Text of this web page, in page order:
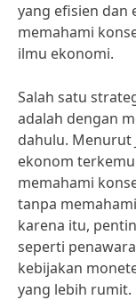
yang efisien
memahami
ilmu ekonomi.
Salah satu
adalah dengan
dahulu. Menurut
ekonom
memahami
tanpa
karena itu,
seperti
kebijakan
yang lebih rumit.